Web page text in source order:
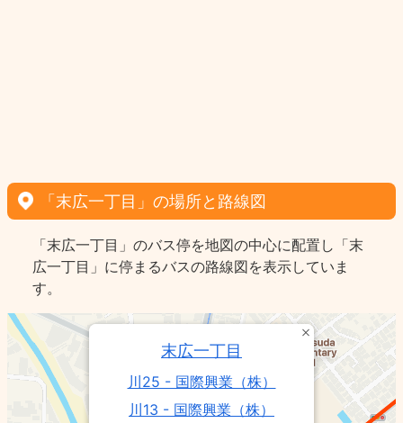
「末広一丁目」の場所と路線図
「末広一丁目」のバス停を地図の中心に配置し「末
広一丁目」に停まるバスの路線図を表示していま
す。
末広一丁目
川25 - 国際興業（株）
川13 - 国際興業（株）